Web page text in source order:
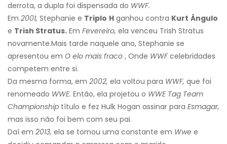
derrota, a dupla foi dispensada do WWF.
Em 2001, Stephanie e Triplo H ganhou contra Kurt Ângulo
e Trish Stratus. Em Fevereiro, ela venceu Trish Stratus
novamente.Mais tarde naquele ano, Stephanie se
apresentou em O elo mais fraco , Onde WWFcelebridades
competem entre si.
Da mesma forma, em 2002, ela voltou para WWF, que foi
renomeado WWE. Então, ela projetou o WWE Tag Team
Championship título e fez Hulk Hogan assinar para Esmagar,
mas isso não foi bem com seu pai.
Daí em 2013, ela se tornou uma constante em Wwe e